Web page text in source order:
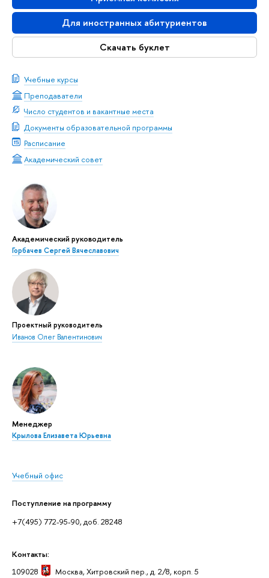
Для иностранных абитуриентов
Скачать буклет
Учебные курсы
Преподаватели
Число студентов и вакантные места
Документы образовательной программы
Расписание
Академический совет
Академический руководитель
Горбачев Сергей Вячеславович
Проектный руководитель
Иванов Олег Валентинович
Менеджер
Крылова Елизавета Юрьевна
Учебный офис
Поступление на программу
+7(495) 772-95-90, доб. 28248
Контакты:
109028
Москва, Хитровский пер., д. 2/8, корп. 5